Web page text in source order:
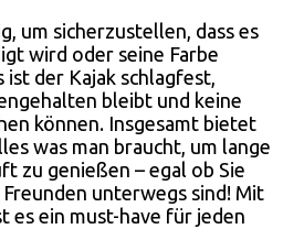
um sicherzustellen, dass es
wird oder seine Farbe
der Kajak schlagfest,
bleibt und keine
können. Insgesamt bietet
was man braucht, um lange
zu genießen – egal ob Sie
unterwegs sind! Mit
es ein must-have für jeden